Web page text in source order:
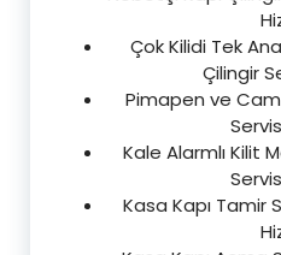
Çok Kilidi Tek
Çilingir
Pimapen ve Cam
Kale Alarmlı Kilit
Kasa Kapı Tamir